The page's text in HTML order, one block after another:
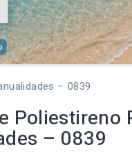
– 0839
Poliestireno
– 0839